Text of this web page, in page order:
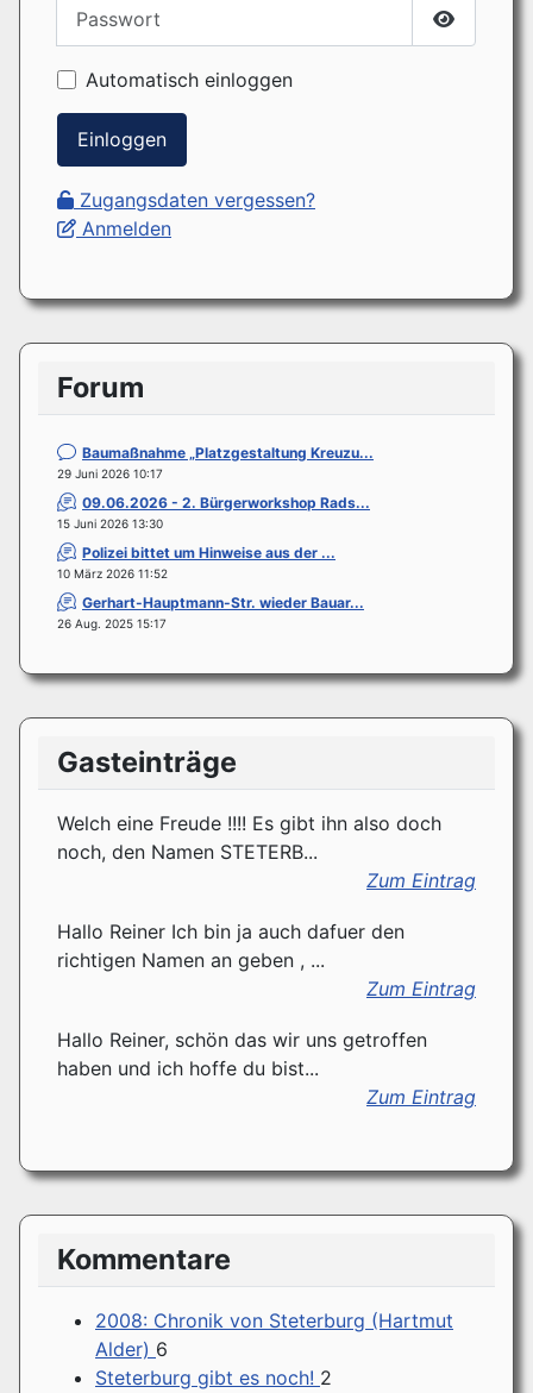
Passwort
Automatisch einloggen
Einloggen
Zugangsdaten vergessen?
Anmelden
Forum
Baumaßnahme „Platzgestaltung Kreuzu...
29 Juni 2026 10:17
09.06.2026 - 2. Bürgerworkshop Rads...
15 Juni 2026 13:30
Polizei bittet um Hinweise aus der ...
10 März 2026 11:52
Gerhart-Hauptmann-Str. wieder Bauar...
26 Aug. 2025 15:17
Gasteinträge
Welch eine Freude !!!! Es gibt ihn also doch
noch, den Namen STETERB...
Zum Eintrag
Hallo Reiner Ich bin ja auch dafuer den
richtigen Namen an geben , ...
Zum Eintrag
Hallo Reiner, schön das wir uns getroffen
haben und ich hoffe du bist...
Zum Eintrag
Kommentare
2008: Chronik von Steterburg (Hartmut
Alder) 6
Steterburg gibt es noch! 2